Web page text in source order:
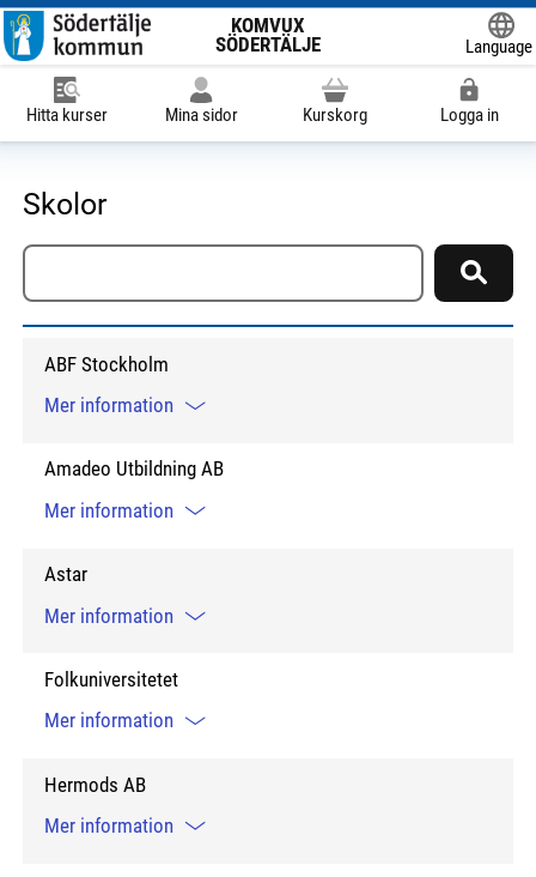
KOMVUX
SÖDERTÄLJE
Language
Hitta kurser Mina sidor Kurskorg Logga in
Skolor
Sök
ABF Stockholm
Mer information
Amadeo Utbildning AB
Mer information
Astar
Mer information
Folkuniversitetet
Mer information
Hermods AB
Mer information